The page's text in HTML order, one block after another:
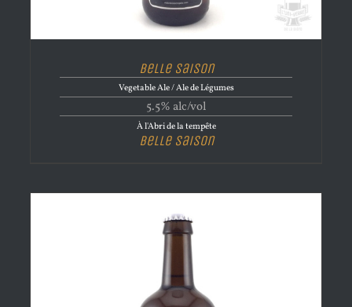
Belle Saison
Vegetable Ale / Ale de Légumes
5.5% alc/vol
À l'Abri de la tempête
Belle Saison